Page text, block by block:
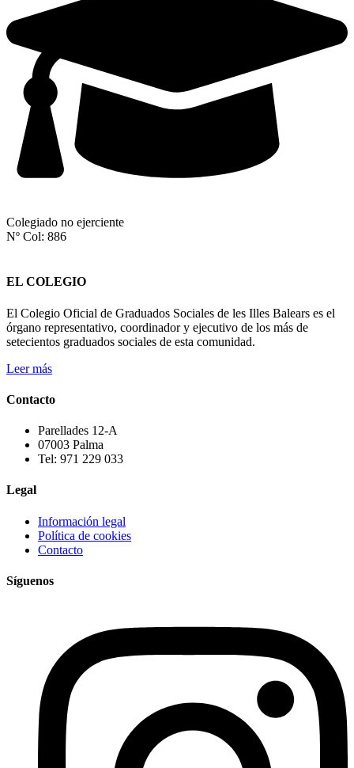
Colegiado no ejerciente
Nº Col: 886
EL COLEGIO
El Colegio Oficial de Graduados Sociales de les Illes Balears es el
órgano representativo, coordinador y ejecutivo de los más de
setecientos graduados sociales de esta comunidad.
Leer más
Contacto
Parellades 12-A
07003 Palma
Tel: 971 229 033
Legal
Información legal
Política de cookies
Contacto
Síguenos